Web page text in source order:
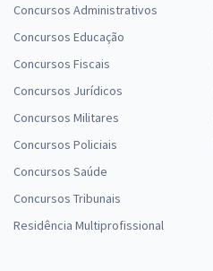
Concursos Administrativos
Concursos Educação
Concursos Fiscais
Concursos Jurídicos
Concursos Militares
Concursos Policiais
Concursos Saúde
Concursos Tribunais
Residência Multiprofissional